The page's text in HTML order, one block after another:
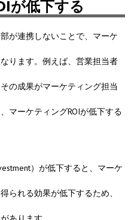
が低下する
が連携しないことで、マーケ
ります。例えば、営業担当者
の成果がマーケティング担当
マーケティングROIが低下する
）が低下すると、マーケ
られる効果が低下するため、